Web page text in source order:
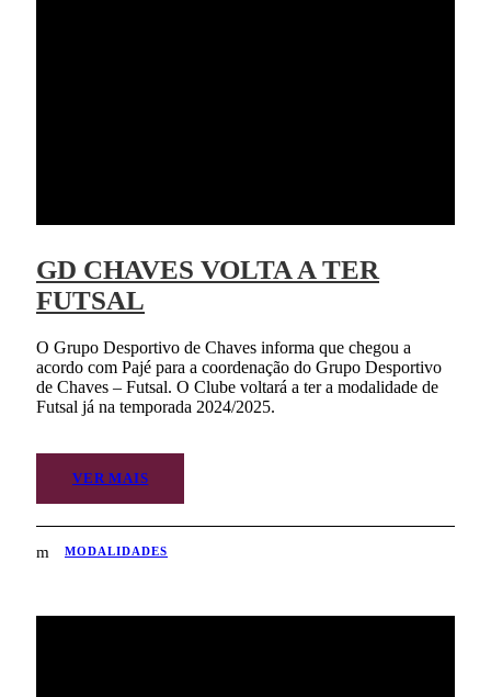
GD CHAVES VOLTA A TER
FUTSAL
O Grupo Desportivo de Chaves informa que chegou a
acordo com Pajé para a coordenação do Grupo Desportivo
de Chaves – Futsal. O Clube voltará a ter a modalidade de
Futsal já na temporada 2024/2025.
VER MAIS
MODALIDADES